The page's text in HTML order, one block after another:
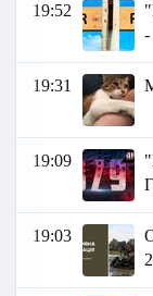
19:52
-
19:31
19:09
19:03